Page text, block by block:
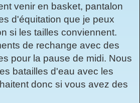
venir en basket, pantalon
d'équitation que je peux
si les tailles conviennent.
de rechange avec des
pour la pause de midi. Nous
batailles d'eau avec les
donc si vous avez des